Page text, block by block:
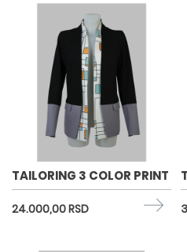
TAILORING 3 COLOR PRINT
24.000,00 RSD